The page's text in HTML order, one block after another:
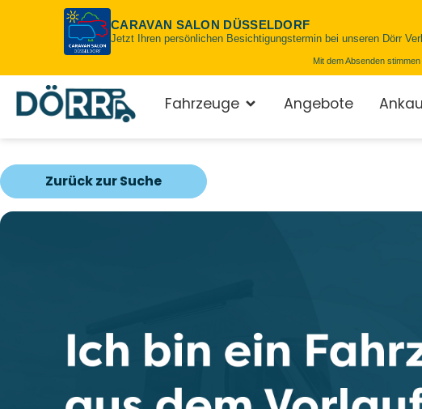
Fahrzeuge Angebote
Zurück zur Suche
CARAVAN SALON DÜSSELDORF
Jetzt Ihren persönlichen Besichtigungstermin bei unseren Dörr
Mit dem Absenden